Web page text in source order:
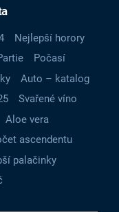
Nejlepší horory
Počasí
Auto – katalog
Svařené víno
Aloe vera
ascendentu
palačinky